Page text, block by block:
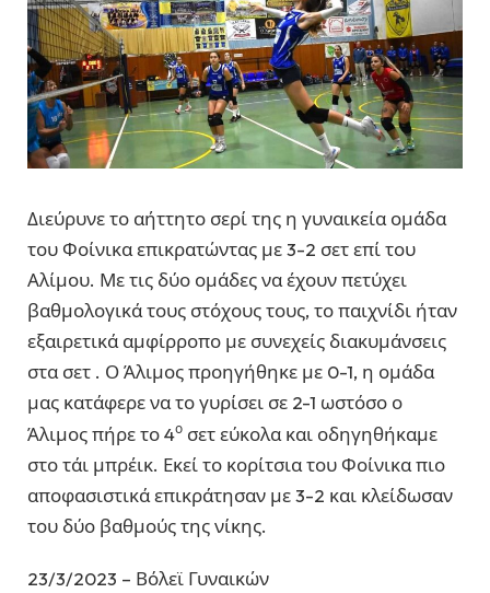
Διεύρυνε το αήττητο σερί της η γυναικεία ομάδα
του Φοίνικα επικρατώντας με 3-2 σετ επί του
Αλίμου. Με τις δύο ομάδες να έχουν πετύχει
βαθμολογικά τους στόχους τους, το παιχνίδι ήταν
εξαιρετικά αμφίρροπο με συνεχείς διακυμάνσεις
στα σετ . Ο Άλιμος προηγήθηκε με 0-1, η ομάδα
μας κατάφερε να το γυρίσει σε 2-1 ωστόσο ο
Άλιμος πήρε το 4ο σετ εύκολα και οδηγηθήκαμε
στο τάι μπρέικ. Εκεί το κορίτσια του Φοίνικα πιο
αποφασιστικά επικράτησαν με 3-2 και κλείδωσαν
του δύο βαθμούς της νίκης.
23/3/2023 – Βόλεϊ Γυναικών